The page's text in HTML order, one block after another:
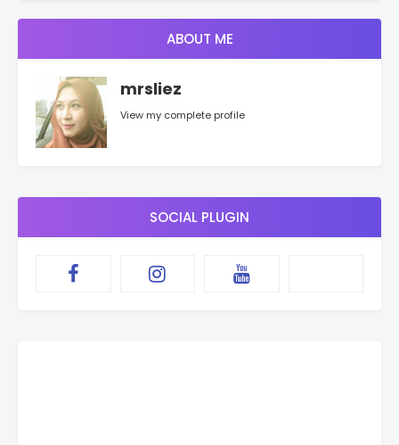
ABOUT ME
mrsliez
View my complete profile
SOCIAL PLUGIN